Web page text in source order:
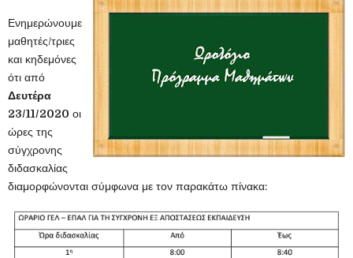
Ενημερώνουμε
μαθητές/τριες
και κηδεμόνες
ότι από
Δευτέρα
23/11/2020 οι
ώρες της
σύγχρονης
διδασκαλίας
διαμορφώνονται σύμφωνα με τον παρακάτω πίνακα: